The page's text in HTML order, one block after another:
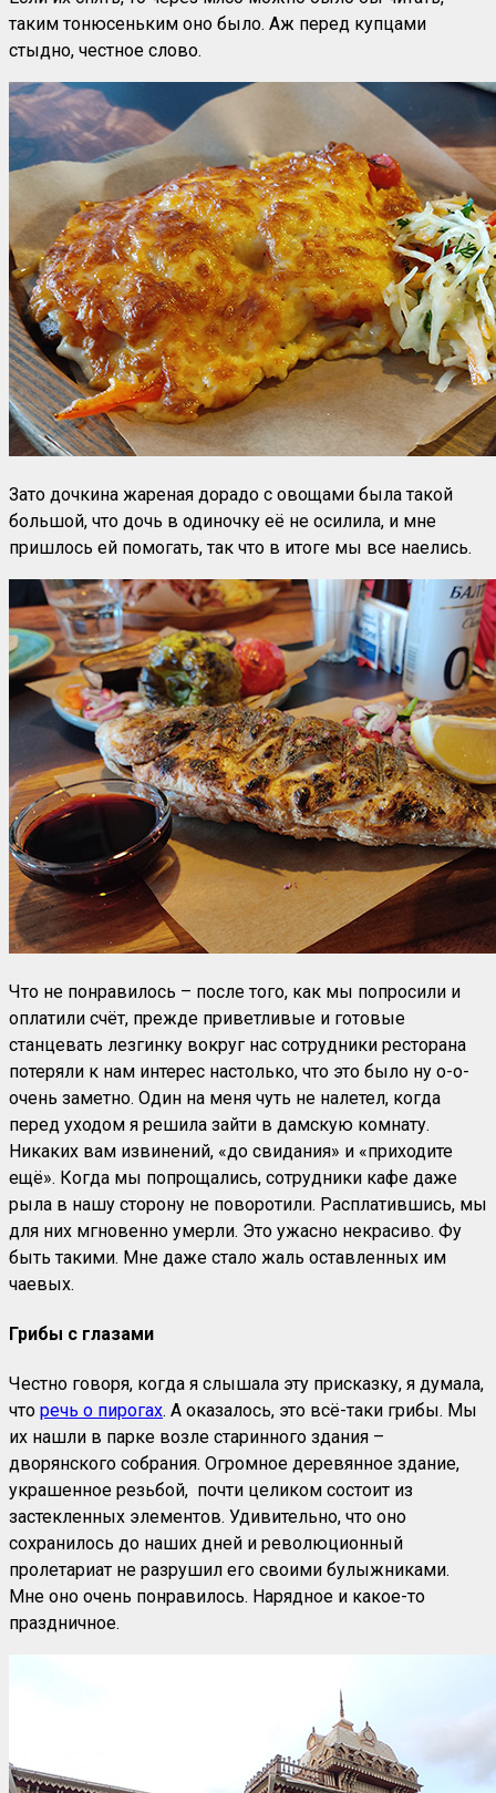
таким тонюсеньким оно было. Аж перед купцами
стыдно, честное слово.
Зато дочкина жареная дорадо с овощами была такой
большой, что дочь в одиночку её не осилила, и мне
пришлось ей помогать, так что в итоге мы все наелись.
Что не понравилось – после того, как мы попросили и
оплатили счёт, прежде приветливые и готовые
станцевать лезгинку вокруг нас сотрудники ресторана
потеряли к нам интерес настолько, что это было ну о-о-
очень заметно. Один на меня чуть не налетел, когда
перед уходом я решила зайти в дамскую комнату.
Никаких вам извинений, «до свидания» и «приходите
ещё». Когда мы попрощались, сотрудники кафе даже
рыла в нашу сторону не поворотили. Расплатившись, мы
для них мгновенно умерли. Это ужасно некрасиво. Фу
быть такими. Мне даже стало жаль оставленных им
чаевых.
Грибы с глазами
Честно говоря, когда я слышала эту присказку, я думала,
что речь о пирогах. А оказалось, это всё-таки грибы. Мы
их нашли в парке возле старинного здания –
дворянского собрания. Огромное деревянное здание,
украшенное резьбой, почти целиком состоит из
застекленных элементов. Удивительно, что оно
сохранилось до наших дней и революционный
пролетариат не разрушил его своими булыжниками.
Мне оно очень понравилось. Нарядное и какое-то
праздничное.